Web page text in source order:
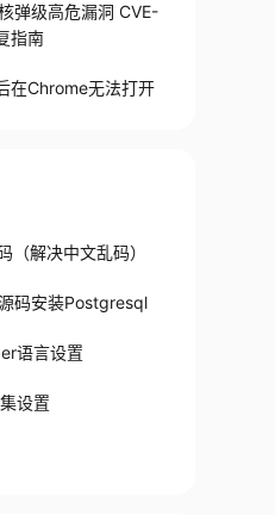
弹级高危漏洞 CVE-
指南
在Chrome无法打开
解决中文乱码）
码安装Postgresql
语言设置
设置